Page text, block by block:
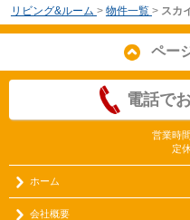
リビング&ルーム > 物件一覧 > スカ
ペー
電話で
営業時
定
ホーム
会社概要